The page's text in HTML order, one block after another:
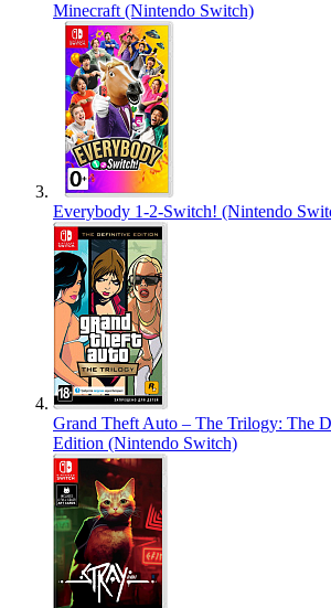
Minecraft (Nintendo Switch)
Everybody 1-2-Switch! (Nintendo
Grand Theft Auto – The Trilogy: The
Edition (Nintendo Switch)